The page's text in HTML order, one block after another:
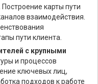
Построение карты пути
взаимодействия.
пути клиента.
с крупными
и процессов
ключевых лиц,
подходов к работе